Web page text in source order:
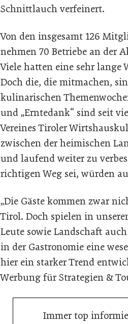
Schnittlauch verfeinert.
Von den insgesamt 126
nehmen 70 Betriebe an der
Viele hatten eine sehr
Doch die, die mitmachen,
kulinarischen
und „Erntedank“ sind seit
Vereines Tiroler
zwischen der heimischen
und laufend weiter zu
richtigen Weg sei, würden
„Die Gäste kommen zwar
Tirol. Doch spielen in
Leute sowie Landschaft
in der Gastronomie eine
hier ein starker Trend
Werbung für Strategien &
Immer top